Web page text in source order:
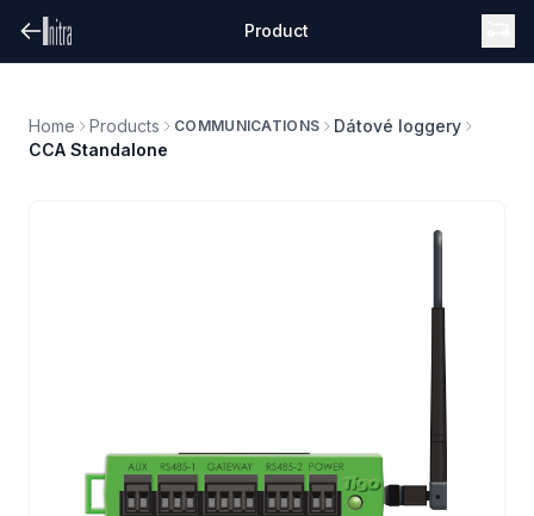
Product
Home Products COMMUNICATIONS
Dátové loggery
CCA Standalone